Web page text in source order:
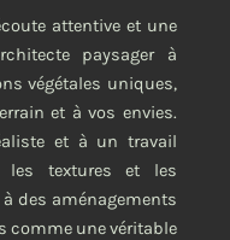
attentive et une
paysager à
végétales uniques,
et à vos envies.
et à un travail
les textures et les
des aménagements
comme une véritable